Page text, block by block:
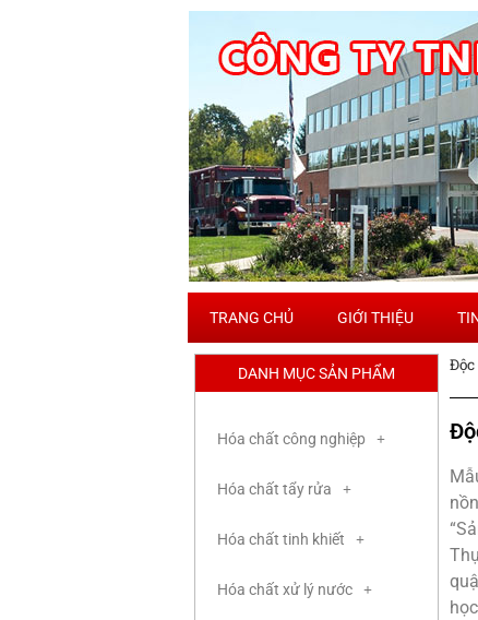
TRANG CHỦ GIỚI THIỆU
DANH MỤC SẢN PHẨM
Hóa chất công nghiệp
Hóa chất tẩy rửa
Hóa chất tinh khiết
Hóa chất xử lý nước